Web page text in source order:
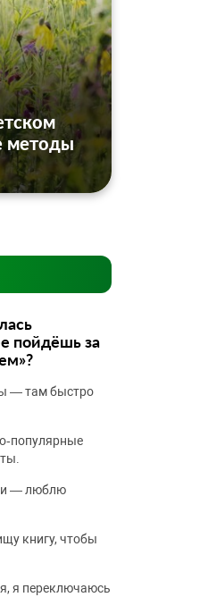
методы
пойдёшь за
— там быстро
— люблю
книгу, чтобы
я переключаюсь